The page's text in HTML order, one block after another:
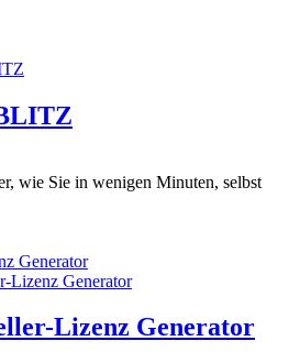
wie Sie in wenigen Minuten, selbst
Lizenz Generator